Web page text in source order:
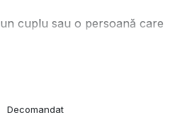
cuplu sau o persoană care
Decomandat